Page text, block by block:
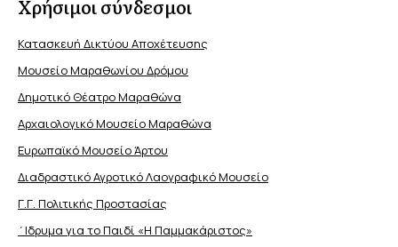
Χρήσιμοι σύνδεσμοι
Κατασκευή Δικτύου Αποχέτευσης
Μουσείο Μαραθωνίου Δρόμου
Δημοτικό Θέατρο Μαραθώνα
Αρχαιολογικό Μουσείο Μαραθώνα
Ευρωπαϊκό Μουσείο Άρτου
Διαδραστικό Αγροτικό Λαογραφικό Μουσείο
Γ.Γ. Πολιτικής Προστασίας
΄Ιδρυμα για το Παιδί «Η Παμμακάριστος»